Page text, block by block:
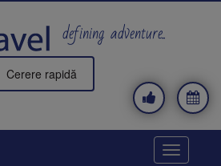
defining adventure..
Cerere rapidă
Toggle